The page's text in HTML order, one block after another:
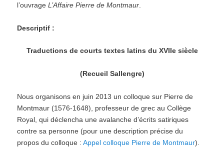
l’ouvrageL’Affaire Pierre de Montmaur
Descriptif :
Traductions de courts textes latins du XVIIe siècle
(Recueil Sallengre)
Nous organisons en juin 2013 un colloque sur Pierre de
Montmaur (1576-1648), professeur de grec au Collège
Royal, qui déclencha une avalanche d’écrits satiriques
contre sa personne (pour une description précise du
propos du colloque :Appel colloque Pierre de Montmaur).